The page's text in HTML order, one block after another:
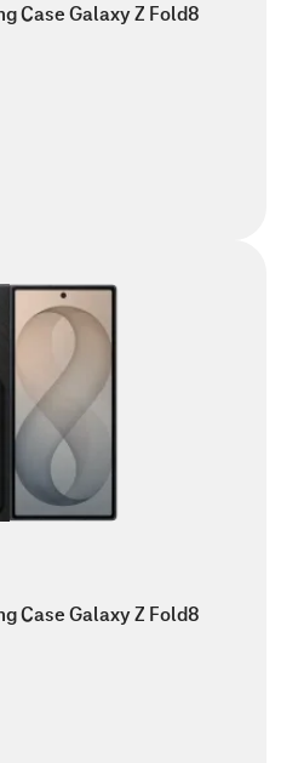
Case Galaxy Z Fold8
Case Galaxy Z Fold8